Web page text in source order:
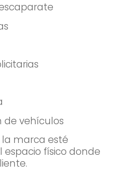
de vehículos
marca esté
espacio físico donde